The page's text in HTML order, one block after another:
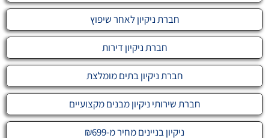
חברת ניקיון לאחר שיפוץ
חברת ניקיון דירות
חברת ניקיון בתים מומלצת
חברת שירותי ניקיון מבנים מקצועיים
ניקיון בניינים מחיר מ-₪699